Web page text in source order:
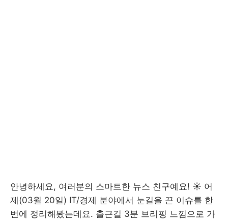
안녕하세요, 여러분의 스마트한 뉴스 친구예요! ☀️ 어
제(03월 20일) IT/경제 분야에서 눈길을 끈 이슈를 한
번에 정리해봤는데요. 출근길 3분 브리핑 느낌으로 가